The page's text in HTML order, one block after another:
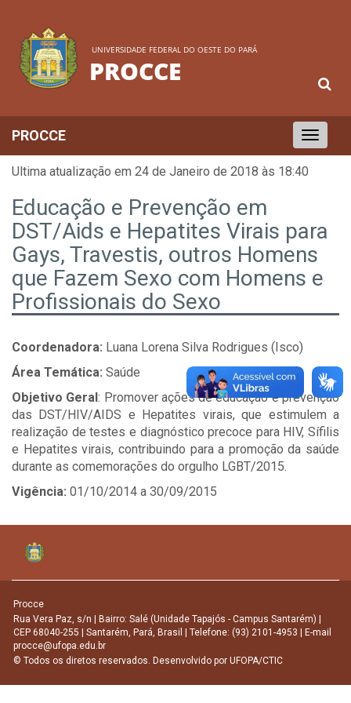
UNIVERSIDADE FEDERAL DO OESTE DO PARÁ
PROCCE
Toggle
navigation
PROCCE
Ultima atualização em 24 de Janeiro de 2018 às 18:40
Educação e Prevenção em
DST/Aids e Hepatites Virais para
Gays, Travestis, outros Homens
que Fazem Sexo com Homens e
Profissionais do Sexo
Coordenadora: Luana Lorena Silva Rodrigues (Isco)
Área Temática: Saúde
Objetivo Geral: Promover ações de educação e prevenção
das DST/HIV/AIDS e Hepatites virais, que estimulem a
realização de testes e diagnóstico precoce para HIV, Sífilis
e Hepatites virais, contribuindo para a promoção da saúde
durante as comemorações do orgulho LGBT/2015.
Vigência: 01/10/2014 a 30/09/2015
Procce
Rua Vera Paz, s/n | Bairro: Salé (Unidade Tapajós - Campus Santarém) |
CEP 68040-255 | Santarém, Pará, Brasil | Telefone: (93) 2101-4953 | E-mail
procce@ufopa.edu.br
© Todos os diretos reservados. Desenvolvido por UFOPA/CTIC